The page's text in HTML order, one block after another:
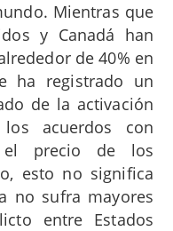
Mientras que
y Canadá han
de 40% en
ha registrado un
de la activación
acuerdos con
el precio de los
esto no significa
no sufra mayores
entre Estados